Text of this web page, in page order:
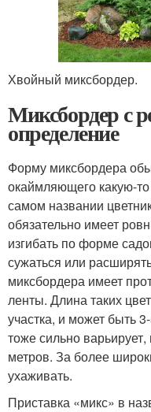
Хвойный миксбордер.
Миксбордер с
определение
Форму миксбордера
окаймляющего какую-
самом названии
обязательно имеет
изгибать по форме
сужаться или
миксбордера имеет
ленты. Длина таких
участка, и может быть
тоже сильно
метров. За более
ухаживать.
Приставка «микс» в